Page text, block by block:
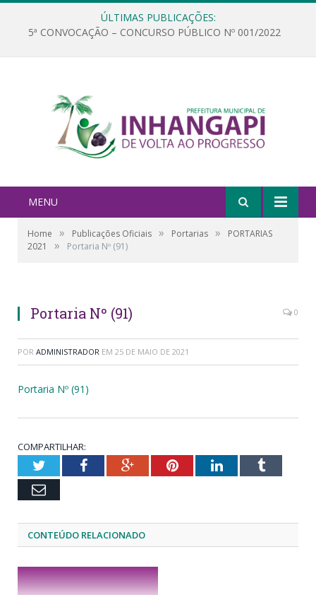
ÚLTIMAS PUBLICAÇÕES:
5ª CONVOCAÇÃO – CONCURSO PÚBLICO Nº 001/2022
MENU
Home » Publicações Oficiais » Portarias »
PORTARIAS
2021
» Portaria Nº (91)
Portaria Nº (91) 0
POR ADMINISTRADOR EM 25 DE MAIO DE 2021
Portaria Nº (91)
COMPARTILHAR:
TwitterFacebookGoogle+PinterestLinkedInTumblr
Email
CONTEÚDO RELACIONADO